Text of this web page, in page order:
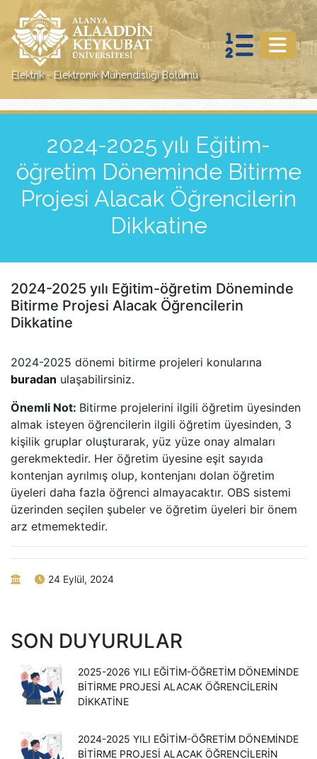
Elektrik - Elektronik Mühendisliği Bölümü
2024-2025 yılı Eğitim-
öğretim Döneminde Bitirme
Projesi Alacak Öğrencilerin
Dikkatine
2024-2025 yılı Eğitim-öğretim Döneminde
Bitirme Projesi Alacak Öğrencilerin
Dikkatine
2024-2025 dönemi bitirme projeleri konularına
buradan ulaşabilirsiniz.
Önemli Not: Bitirme projelerini ilgili öğretim üyesinden
almak isteyen öğrencilerin ilgili öğretim üyesinden, 3
kişilik gruplar oluşturarak, yüz yüze onay almaları
gerekmektedir. Her öğretim üyesine eşit sayıda
kontenjan ayrılmış olup, kontenjanı dolan öğretim
üyeleri daha fazla öğrenci almayacaktır. OBS sistemi
üzerinden seçilen şubeler ve öğretim üyeleri bir önem
arz etmemektedir.
24 Eylül, 2024
SON DUYURULAR
2025-2026 YILI EĞITIM-ÖĞRETIM DÖNEMINDE
BITIRME PROJESI ALACAK ÖĞRENCILERIN
DIKKATINE
2024-2025 YILI EĞITIM-ÖĞRETIM DÖNEMINDE
BITIRME PROJESI ALACAK ÖĞRENCILERIN